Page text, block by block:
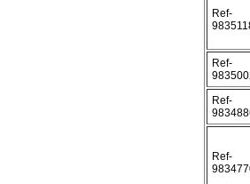
Ref-
Ref-
Ref-
Ref-